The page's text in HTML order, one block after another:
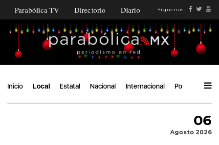
Parabólica TV Directorio Diario Síguenos:
Inicio Local Estatal Nacional Internacional Política
06
Agosto 2026